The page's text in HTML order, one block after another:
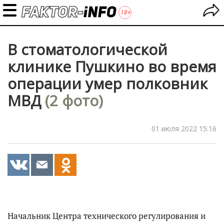
В стоматологической
клинике Пушкино во время
операции умер полковник
МВД(2 фото)
01 июля 2022 15:16
Начальник Центра технического регулирования и